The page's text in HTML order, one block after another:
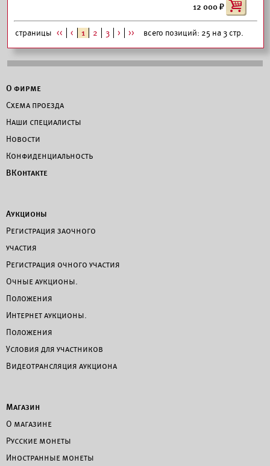
12 000
страницы << < 1 2 3 > >> всего позиций: 25 на 3 стр.
О фирме
Схема проезда
Наши специалисты
Новости
Конфиденциальность
ВКонтакте
Аукционы
Регистрация заочного
участия
Регистрация очного участия
Очные аукционы.
Положения
Интернет аукционы.
Положения
Условия для участников
Видеотрансляция аукциона
Магазин
О магазине
Русские монеты
Иностранные монеты